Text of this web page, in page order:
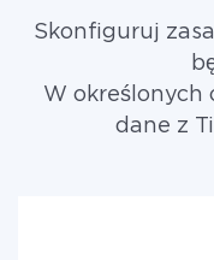
Skonfiguruj
W określonych
dane z